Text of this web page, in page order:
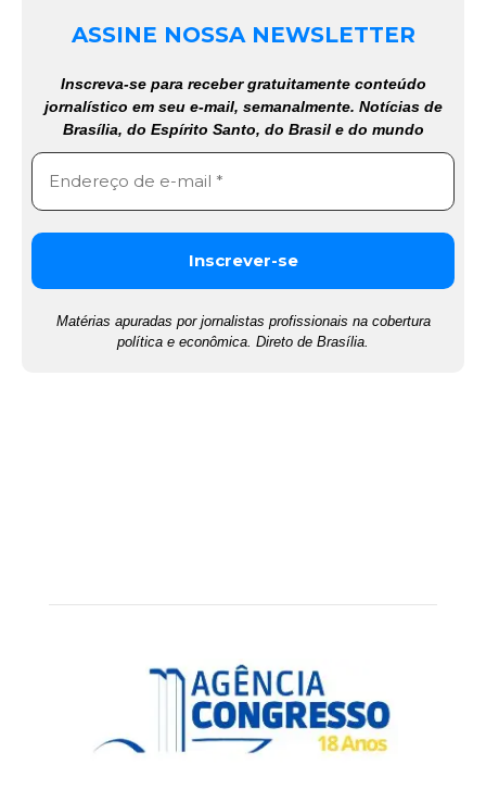
ASSINE NOSSA NEWSLETTER
Inscreva-se para receber gratuitamente conteúdo
jornalístico em seu e-mail, semanalmente. Notícias de
Brasília, do Espírito Santo, do Brasil e do mundo
Matérias apuradas por jornalistas profissionais na cobertura
política e econômica. Direto de Brasília.